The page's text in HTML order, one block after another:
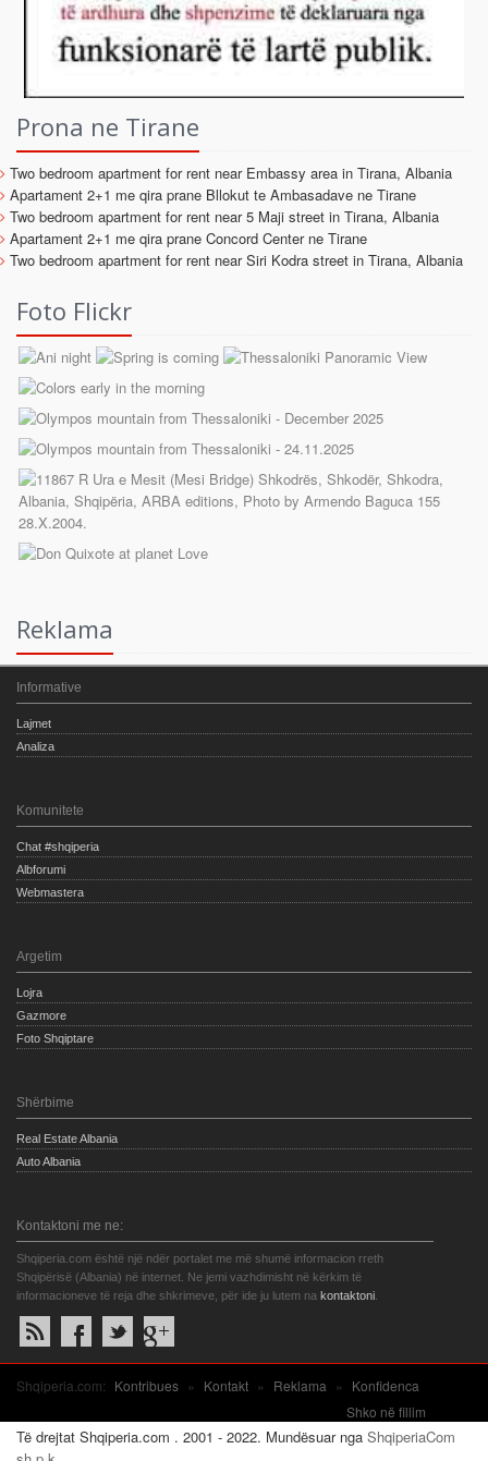
Prona ne Tirane
Two bedroom apartment for rent near Embassy area in Tirana, Albania
Apartament 2+1 me qira prane Bllokut te Ambasadave ne Tirane
Two bedroom apartment for rent near 5 Maji street in Tirana, Albania
Apartament 2+1 me qira prane Concord Center ne Tirane
Two bedroom apartment for rent near Siri Kodra street in Tirana, Albania
Foto Flickr
Reklama
Informative
Lajmet
Analiza
Komunitete
Chat #shqiperia
Albforumi
Webmastera
Argetim
Lojra
Gazmore
Foto Shqiptare
Shërbime
Real Estate Albania
Auto Albania
Kontaktoni me ne:
Shqiperia.com është një ndër portalet me më shumë informacion rreth
Shqipërisë (Albania) në internet. Ne jemi vazhdimisht në kërkim të
informacioneve të reja dhe shkrimeve, për ide ju lutem na kontaktoni.
Shqiperia.com: Kontribues » Kontakt » Reklama »
Konfidenca
Shko në fillim
Të drejtat Shqiperia.com . 2001 - 2022. Mundësuar nga ShqiperiaCom